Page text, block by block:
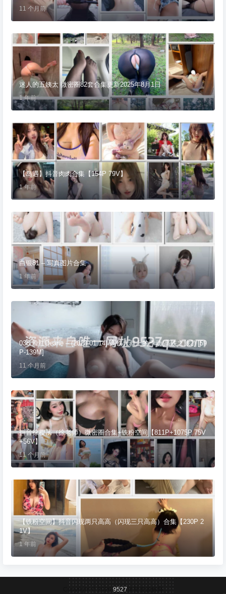
11 个月前
迷人的五姨太 微密圈82套合集更新2025年8月1日
1 年前
【岛遇】抖音肉肉合集【154P 79V】
1 年前
白银81 – 写真图片合集
1 年前
036.脸红Dearie – (2023.01.14) 高铁大叔上的悸动(高铁之旅2) [59
P-139M]
11 个月前
抖音徐樱菡（徐老师）微密圈合集+铁粉空间【811P+1075P 75V
+56V】
11 个月前
【铁粉空间】抖音闪现两只高高（闪现三只高高）合集【230P 2
1V】
1 年前
Copyright © 2026 9527保留资源解释